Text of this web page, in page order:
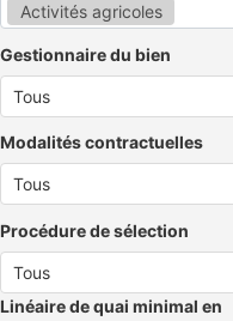
Activités agricoles
Gestionnaire du bien
Modalités contractuelles
Procédure de sélection
Linéaire de quai minimal en